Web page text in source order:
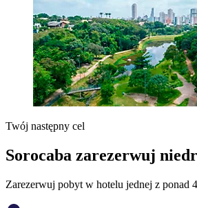
Twój następny cel
Sorocaba zarezerwuj
Zarezerwuj pobyt w hotelu jednej z ponad